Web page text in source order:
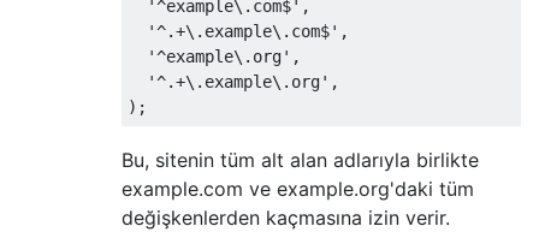
'^example\.com$' ,
'^.+\.example\.com$' ,
'^example\.org' ,
'^.+\.example\.org' ,
);
Bu, sitenin tüm alt alan adlarıyla birlikte
example.com ve example.org'daki tüm
değişkenlerden kaçmasına izin verir.